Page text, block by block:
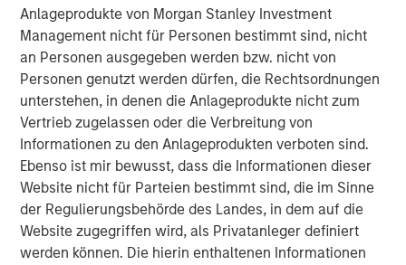
Anlageprodukte von Morgan Stanley Investment
Management nicht für Personen bestimmt sind, nicht
an Personen ausgegeben werden bzw. nicht von
Personen genutzt werden dürfen, die Rechtsordnungen
unterstehen, in denen die Anlageprodukte nicht zum
Vertrieb zugelassen oder die Verbreitung von
Informationen zu den Anlageprodukten verboten sind.
Ebenso ist mir bewusst, dass die Informationen dieser
Website nicht für Parteien bestimmt sind, die im Sinne
der Regulierungsbehörde des Landes, in dem auf die
Website zugegriffen wird, als Privatanleger definiert
werden können. Die hierin enthaltenen Informationen
Investment opportunities in 2026 emerge from these
asymmetries: curve steepening in the U.S., UK, and
Australia; long-end real-yield value in Europe and
Australia; selective sovereign-spread opportunities
across the Eurozone; and inflation-linked strategies
where global inflation remains sticky around 2.5%–3.0%.
Geopolitical risk and trade policy pressures could
influence macro outcomes more directly than in past
cycles. China continues to expand its manufacturing and
export footprint, even as domestic demand remains
weak, policymakers avoid aggressive easing and U.S.
trade policy becomes more restrictive.